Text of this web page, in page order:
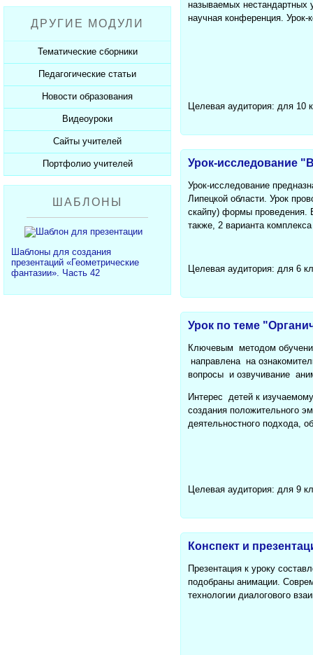
Пожарная безопасность
СанПиНы
Должностные обязанности
Планы, справки, протоколы
Презентации к Дню матери
Презентации к Новому году
Презентации к 23 февраля
Презентации к 8 марта
Презентации к Дню Победы
350 лет Петру I
Разработки учащихся
Софт для учителя
ДРУГИЕ МОДУЛИ
Тематические сборники
Сборники презентаций
Педагогические статьи
Каталог статей
Добавить статью
Новости образования
Новости образования
Видеоуроки
Видеоуроки ЕГЭ и ОГЭ
Сайты учителей
Каталог сайтов
Добавить сайт
Портфолио учителей
Каталог портфолио
Добавить портфолио
ШАБЛОНЫ
Шаблоны для создания
презентаций «Геометрические
фантазии». Часть 42
называемых нестандартных
научная конференция.
Целевая аудитория: для 10
Урок-исследование
Урок-исследование
Липецкой области. Урок
скайпу) формы проведения.
также, 2 варианта
Целевая аудитория: для 6
Урок по теме
Ключевым методом
направлена на
вопросы и озвучивание
Интерес детей к
создания положительного
деятельностного подхода,
Целевая аудитория: для 9
Конспект и
Презентация к уроку
подобраны анимации.
технологии диалогового